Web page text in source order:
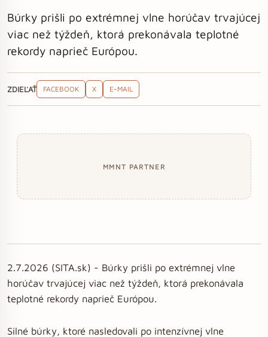
Búrky prišli po extrémnej vlne horúčav trvajúcej
viac než týždeň, ktorá prekonávala teplotné
rekordy naprieč Európou.
ZDIEĽAŤ FACEBOOK X E-MAIL
MMNT PARTNER
2.7.2026 (SITA.sk) - Búrky prišli po extrémnej vlne
horúčav trvajúcej viac než týždeň, ktorá prekonávala
teplotné rekordy naprieč Európou.
Silné búrky, ktoré nasledovali po intenzívnej vlne